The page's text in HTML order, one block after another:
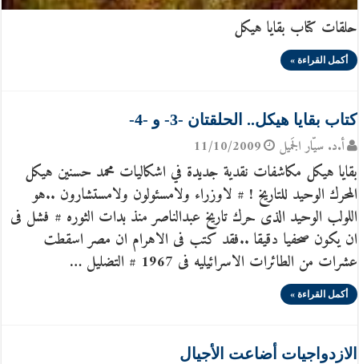
حلقات كتاب بقايا هيكل
أكمل القراءة »
كتاب بقايا هيكل.. الحلقتان -3- و -4-
أ.د. سيّار الجَميل 11/10/2009
بقايا هيكل مكاشفات نقدية جديدة في اشكاليات محمد حسنين هيكل
المحرك الوحيد للتاريخ ! # لاوزراء ولامسئولون ولامستشارون ..هو
اللولب الوحيد الذى حرك تاريخ عبدالناصر منذ بدات الثوره # فشل فى
ان يكون صحفيا دقيقا ..فقد كتب فى الاهرام ان مصر اسقطت
عشرات من الطائرات الاسرائيليه فى 1967 # التضليل …
أكمل القراءة »
الازدواجيات أضاعت الأجيال